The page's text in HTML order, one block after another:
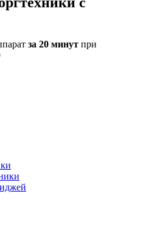
за 20 минут при